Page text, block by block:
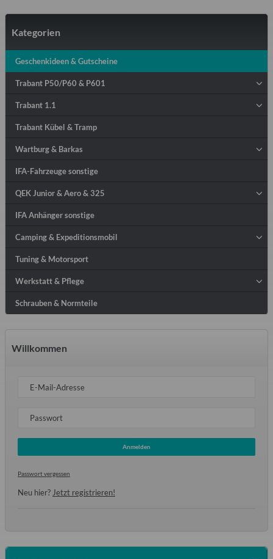
Kategorien
Geschenkideen & Gutscheine
Trabant P50/P60 & P601
Trabant 1.1
Trabant Kübel & Tramp
Wartburg & Barkas
IFA-Fahrzeuge sonstige
QEK Junior & Aero & 325
IFA Anhänger sonstige
Camping & Expeditionsmobil
Tuning & Motorsport
Werkstatt & Pflege
Schrauben & Normteile
Willkommen
E-Mail-Adresse
Passwort
Anmelden
Passwort vergessen
Neu hier?Jetzt registrieren!